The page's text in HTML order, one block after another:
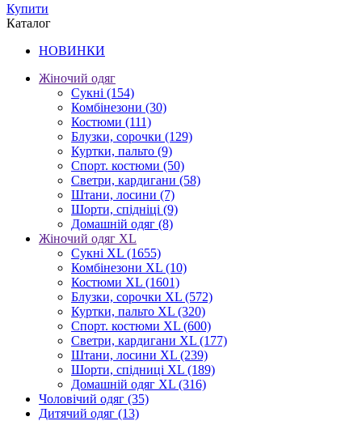
Купити
Каталог
НОВИНКИ
Жіночий одяг
Сукні (154)
Комбінезони (30)
Костюми (111)
Блузки, сорочки (129)
Куртки, пальто (9)
Спорт. костюми (50)
Светри, кардигани (58)
Штани, лосини (7)
Шорти, спідніці (9)
Домашній одяг (8)
Жіночий одяг XL
Cукні XL (1655)
Комбінезони XL (10)
Костюми XL (1601)
Блузки, сорочки XL (572)
Куртки, пальто XL (320)
Спорт. костюми XL (600)
Светри, кардигани XL (177)
Штани, лосини XL (239)
Шорти, спідниці XL (189)
Домашній одяг XL (316)
Чоловічий одяг (35)
Дитячий одяг (13)